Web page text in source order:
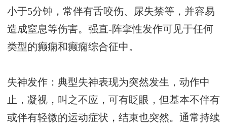
小于5分钟，常伴有舌咬伤、尿失禁等，并容易
造成窒息等伤害。强直-阵挛性发作可见于任何
类型的癫痫和癫痫综合征中。
失神发作：典型失神表现为突然发生，动作中
止，凝视，叫之不应，可有眨眼，但基本不伴有
或伴有轻微的运动症状，结束也突然。通常持续